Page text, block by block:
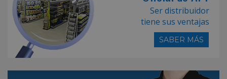
Ser distribuidor
tiene sus ventajas
SABER MÁS